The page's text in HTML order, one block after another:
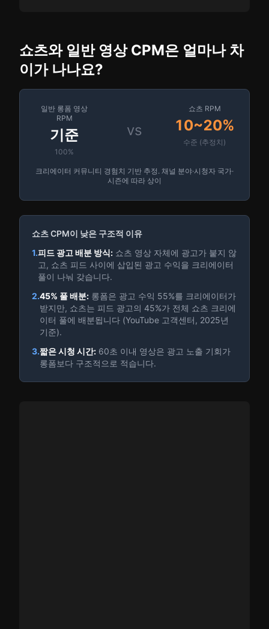
쇼츠와 일반 영상 CPM은 얼마나 차
이가 나나요?
일반 롱폼 영상
RPM
기준
100%
vs
쇼츠 RPM
10~20%
수준 (추정치)
크리에이터 커뮤니티 경험치 기반 추정. 채널 분야·시청자 국가·
시즌에 따라 상이
쇼츠 CPM이 낮은 구조적 이유
1.피드 광고 배분 방식: 쇼츠 영상 자체에 광고가 붙지 않
고, 쇼츠 피드 사이에 삽입된 광고 수익을 크리에이터
풀이 나눠 갖습니다.
2.45% 풀 배분: 롱폼은 광고 수익 55%를 크리에이터가
받지만, 쇼츠는 피드 광고의 45%가 전체 쇼츠 크리에
이터 풀에 배분됩니다 (YouTube 고객센터, 2025년
기준).
3.짧은 시청 시간: 60초 이내 영상은 광고 노출 기회가
롱폼보다 구조적으로 적습니다.